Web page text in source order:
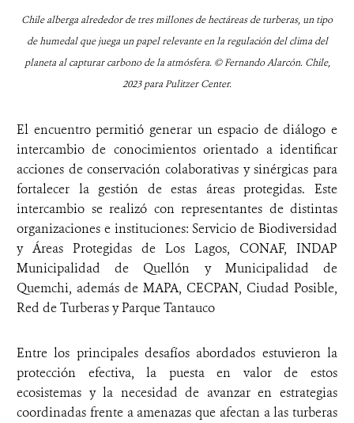
Chile alberga alrededor de tres millones de hectáreas de turberas, un tipo
de humedal que juega un papel relevante en la regulación del clima del
planeta al capturar carbono de la atmósfera. © Fernando Alarcón. Chile,
2023 para Pulitzer Center.
El encuentro permitió generar un espacio de diálogo e
intercambio de conocimientos orientado a identificar
acciones de conservación colaborativas y sinérgicas para
fortalecer la gestión de estas áreas protegidas. Este
intercambio se realizó con representantes de distintas
organizaciones e instituciones: Servicio de Biodiversidad
y Áreas Protegidas de Los Lagos, CONAF, INDAP
Municipalidad de Quellón y Municipalidad de
Quemchi, además de MAPA, CECPAN, Ciudad Posible,
Red de Turberas y Parque Tantauco
Entre los principales desafíos abordados estuvieron la
protección efectiva, la puesta en valor de estos
ecosistemas y la necesidad de avanzar en estrategias
coordinadas frente a amenazas que afectan a las turberas